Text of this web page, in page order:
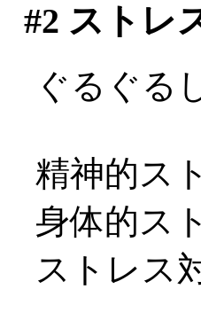
#2 ストレ
ぐるぐる
精神的ス
身体的ス
ストレス